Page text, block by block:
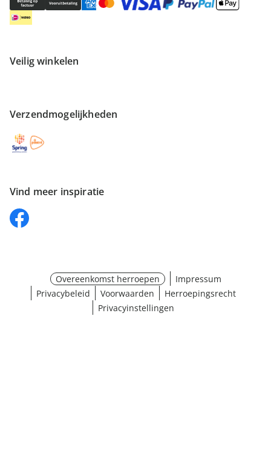
Veilig winkelen
Verzendmogelijkheden
Vind meer inspiratie
Overeenkomst herroepen
Impressum
Privacybeleid
Voorwaarden
Herroepingsrecht
Privacyinstellingen